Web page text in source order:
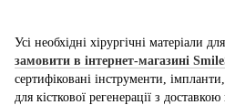
Усі необхідні хірургічні матеріали
замовити в інтернет‑магазині
сертифіковані інструменти,
для кісткової регенерації з